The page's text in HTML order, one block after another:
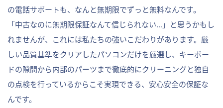
の電話サポートも、なんと無期限でずっと無料なんです。
「中古なのに無期限保証なんて信じられない…」と思うかもし
れませんが、これには私たちの強いこだわりがあります。厳
しい品質基準をクリアしたパソコンだけを厳選し、キーボー
ドの隙間から内部のパーツまで徹底的にクリーニングと独自
の点検を行っているからこそ実現できる、安心安全の保証な
んです。